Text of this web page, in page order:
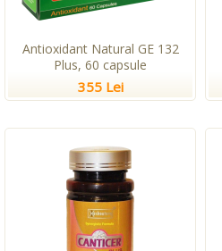
Antioxidant Natural GE 132
Plus, 60 capsule
355 Lei